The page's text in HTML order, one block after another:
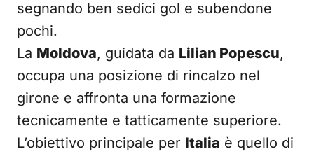
segnando ben sedici gol e subendone
pochi.
La Moldova, guidata da Lilian Popescu,
occupa una posizione di rincalzo nel
girone e affronta una formazione
tecnicamente e tatticamente superiore.
L’obiettivo principale per Italia è quello di